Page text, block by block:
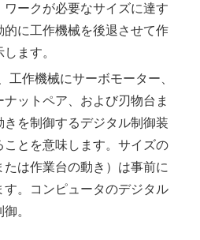
ークが必要なサイズに達す
的に工作機械を後退させて作
ます。
作機械にサーボモーター、
ットペア、および刃物台ま
を制御するデジタル制御装
とを意味します。サイズの
は作業台の動き）は事前に
。コンピュータのデジタル
。